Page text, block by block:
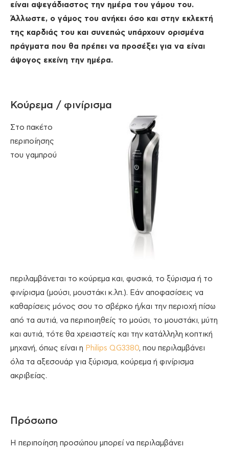
είναι αψεγάδιαστος την ημέρα του γάμου του.
Άλλωστε, ο γάμος του ανήκει όσο και στην εκλεκτή
της καρδιάς του και συνεπώς υπάρχουν ορισμένα
πράγματα που θα πρέπει να προσέξει για να είναι
άψογος εκείνη την ημέρα.
Κούρεμα / φινίρισμα
Στο πακέτο
περιποίησης
του γαμπρού
περιλαμβάνεται το κούρεμα και, φυσικά, το ξύρισμα ή το
φινίρισμα (μούσι, μουστάκι κ.λπ.). Εάν αποφασίσεις να
καθαρίσεις μόνος σου το σβέρκο ή/και την περιοχή πίσω
από τα αυτιά, να περιποιηθείς το μούσι, το μουστάκι, μύτη
και αυτιά, τότε θα χρειαστείς και την κατάλληλη κοπτική
μηχανή, όπως είναι η Philips QG3380, που περιλαμβάνει
όλα τα αξεσουάρ για ξύρισμα, κούρεμα ή φινίρισμα
ακριβείας.
Πρόσωπο
Η περιποίηση προσώπου μπορεί να περιλαμβάνει